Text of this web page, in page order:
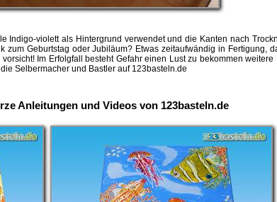
Indigo-violett als Hintergrund verwendet und die Kanten nach
zum Geburtstag oder Jubiläum? Etwas zeitaufwändig in Fertigung,
Im Erfolgfall besteht Gefahr einen Lust zu bekommen
Selbermacher und Bastler auf 123basteln.de
Anleitungen und Videos von 123basteln.de